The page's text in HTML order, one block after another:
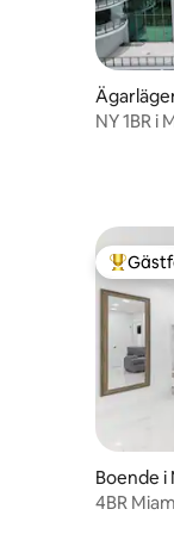
NY 1BR i
Populär
Boende i
4BR